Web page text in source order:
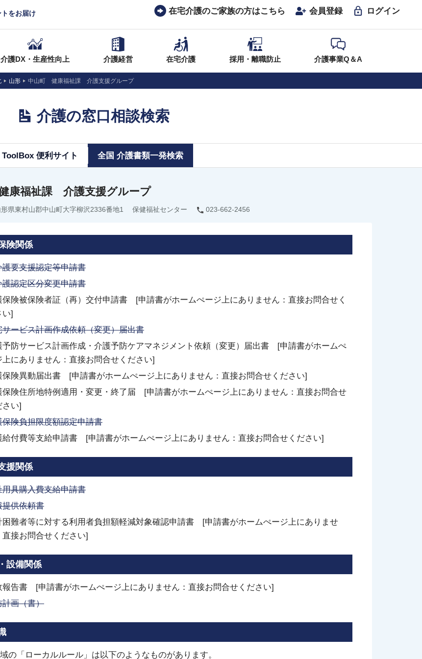
をお届け 在宅介護のご家族の方はこちら 会員登録 ログイン
介護DX・生産性向上 介護経営 在宅介護 採用・離職防止 介護事業Q＆A
山形 中山町 健康福祉課 介護支援グループ
介護の窓口相談検索
ToolBox 便利サイト 全国 介護書類一発検索
康福祉課 介護支援グループ
県東村山郡中山町大字柳沢2336番地1 保健福祉センター 023-662-2456
険関係
護要支援認定等申請書
護認定区分変更申請書
保険被保険者証（再）交付申請書 [申請書がホームぺージ上にありません：直接お問合せく
い]
サービス計画作成依頼（変更）届出書
予防サービス計画作成・介護予防ケアマネジメント依頼（変更）届出書 [申請書がホームぺ
上にありません：直接お問合せください]
保険異動届出書 [申請書がホームぺージ上にありません：直接お問合せください]
保険住所地特例適用・変更・終了届 [申請書がホームぺージ上にありません：直接お問合せ
さい]
保険負担限度額認定申請書
給付費等支給申請書 [申請書がホームぺージ上にありません：直接お問合せください]
援関係
用具購入費支給申請書
提供依頼書
困難者等に対する利用者負担額軽減対象確認申請書 [申請書がホームぺージ上にありませ
直接お問合せください]
設備関係
報告書 [申請書がホームぺージ上にありません：直接お問合せください]
計画（書）
の「ローカルルール」は以下のようなものがあります。